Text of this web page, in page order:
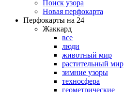
Поиск узора
Новая перфокарта
Перфокарты на 24
Жаккард
все
люди
животный мир
растительный мир
зимние узоры
техносфера
геометрические